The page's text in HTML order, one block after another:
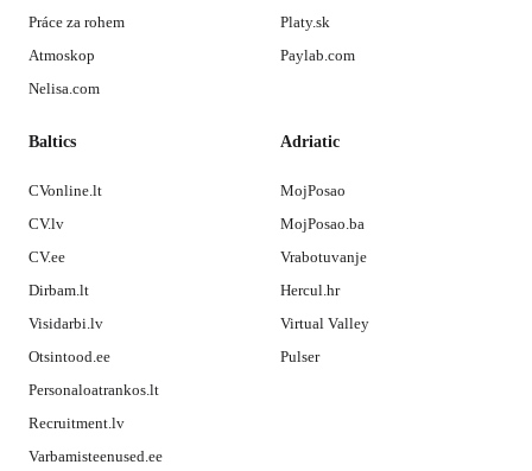
Práce za rohem
Atmoskop
Nelisa.com
Platy.sk
Paylab.com
Baltics
CVonline.lt
CV.lv
CV.ee
Dirbam.lt
Visidarbi.lv
Otsintood.ee
Personaloatrankos.lt
Recruitment.lv
Varbamisteenused.ee
Adriatic
MojPosao
MojPosao.ba
Vrabotuvanje
Hercul.hr
Virtual Valley
Pulser